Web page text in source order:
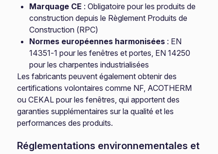
Marquage CE : Obligatoire pour les produits de
construction depuis le Règlement Produits de
Construction (RPC)
Normes européennes harmonisées : EN
14351-1 pour les fenêtres et portes, EN 14250
pour les charpentes industrialisées
Les fabricants peuvent également obtenir des
certifications volontaires comme NF, ACOTHERM
ou CEKAL pour les fenêtres, qui apportent des
garanties supplémentaires sur la qualité et les
performances des produits.
Réglementations environnementales et